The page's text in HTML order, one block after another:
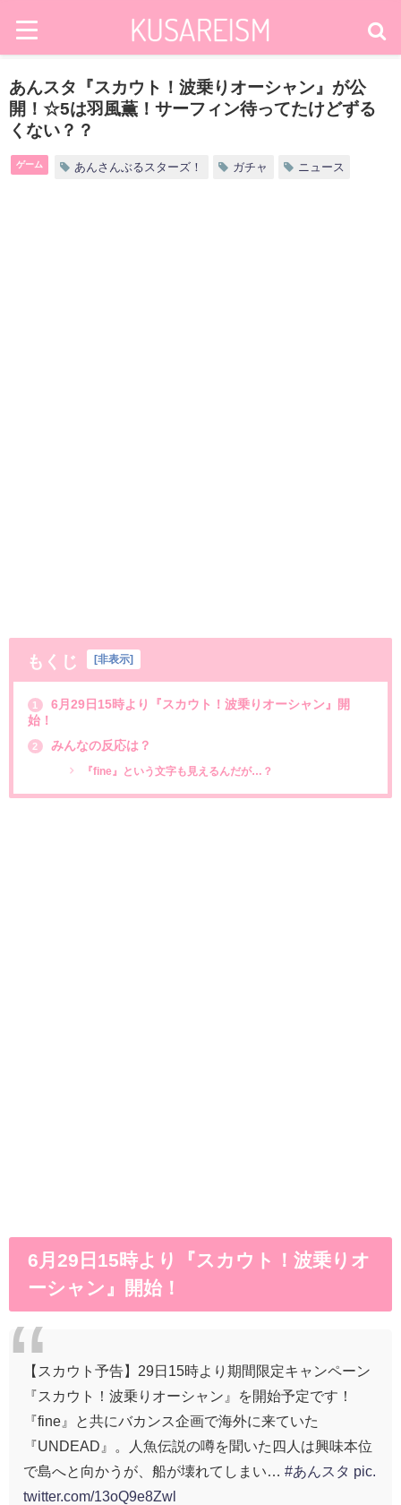
あんスタ『スカウト！波乗りオーシャン』が公
開！☆5は羽風薫！サーフィン待ってたけどずる
くない？？
ゲーム あんさんぶるスターズ！ ガチャ ニュース
もくじ 非表示
1
6月29日15時より『スカウト！波乗りオーシャン』開
始！
2 みんなの反応は？
『fine』という文字も見えるんだが…？
6月29日15時より『スカウト！波乗りオ
ーシャン』開始！
【スカウト予告】29日15時より期間限定キャンペーン
『スカウト！波乗りオーシャン』を開始予定です！
『fine』と共にバカンス企画で海外に来ていた
『UNDEAD』。人魚伝説の噂を聞いた四人は興味本位
で島へと向かうが、船が壊れてしまい… #あんスタ pic.
twitter.com/13oQ9e8Zwl